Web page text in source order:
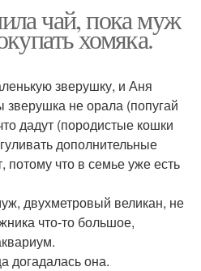
чай, пока муж
хомяка.
зверушку, и Аня
зверушка не орала (попугай
дадут (породистые кошки
дополнительные
потому что в семье уже есть
двухметровый великан, не
что-то большое,
догадалась она.